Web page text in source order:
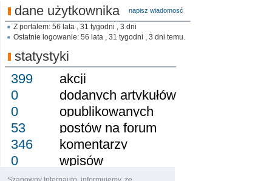
dane użytkownika napisz wiadomosć
Z portalem: 56 lata , 31 tygodni , 3 dni
Ostatnie logowanie: 56 lata , 31 tygodni , 3 dni temu.
statystyki
399
akcji
0
dodanych artykułów
0
opublikowanych
53
postów na forum
346
komentarzy
0
wpisów
0
obserwujący